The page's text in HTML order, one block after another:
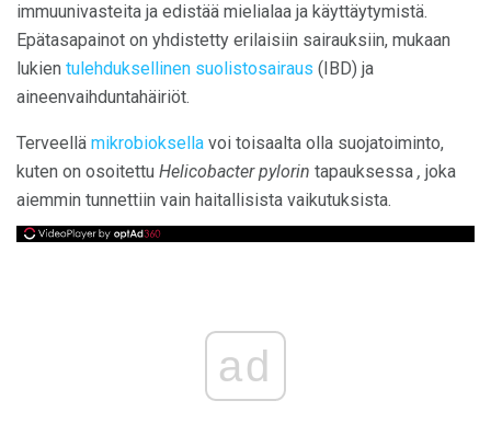
immuunivasteita ja edistää mielialaa ja käyttäytymistä.
Epätasapainot on yhdistetty erilaisiin sairauksiin, mukaan
lukien tulehduksellinen suolistosairaus (IBD) ja
aineenvaihduntahäiriöt.
Terveellä mikrobioksella voi toisaalta olla suojatoiminto,
kuten on osoitettu Helicobacter pylorin tapauksessa , joka
aiemmin tunnettiin vain haitallisista vaikutuksista.
ad